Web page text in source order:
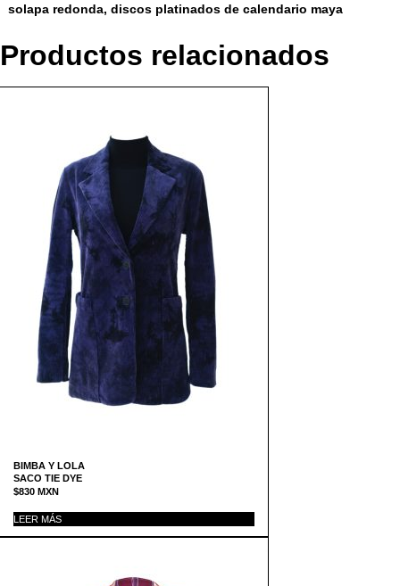
solapa redonda, discos platinados de calendario maya
Productos relacionados
BIMBA Y LOLA
SACO TIE DYE
$830 MXN
LEER MÁS